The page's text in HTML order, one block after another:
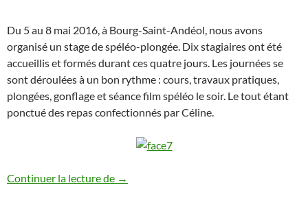
Du 5 au 8 mai 2016, à Bourg-Saint-Andéol, nous avons
organisé un stage de spéléo-plongée. Dix stagiaires ont été
accueillis et formés durant ces quatre jours. Les journées se
sont déroulées à un bon rythme : cours, travaux pratiques,
plongées, gonflage et séance film spéléo le soir. Le tout étant
ponctué des repas confectionnés par Céline.
Continuer la lecture de Stage perfectionnement à la
→